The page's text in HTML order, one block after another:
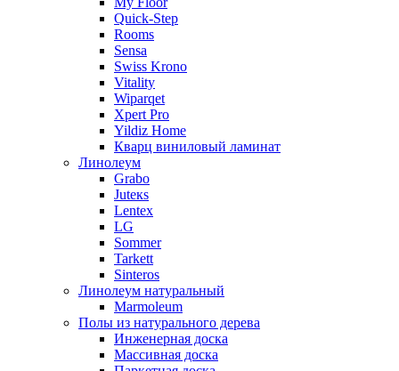
Quick-Step
Rooms
Sensa
Swiss Krono
Vitality
Wiparqet
Xpert Pro
Yildiz Home
Кварц виниловый ламинат
Линолеум
Grabo
Juteкs
Lentex
LG
Sommer
Tarkett
Sinteros
Линолеум натуральный
Marmoleum
Полы из натурального дерева
Инженерная доска
Массивная доска